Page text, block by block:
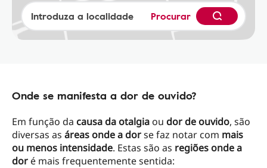
Procurar
Onde se manifesta a dor de ouvido?
Em função da causa da otalgiaou dor de ouvido, são
diversas as áreas onde a dorse faz notar com mais
ou menos intensidade. Estas são as regiões onde a
dor é mais frequentemente sentida: